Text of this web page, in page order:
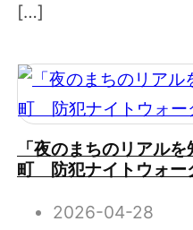
[…]
「夜のまちのリアル
町 防犯ナイトウォー
2026-04-28